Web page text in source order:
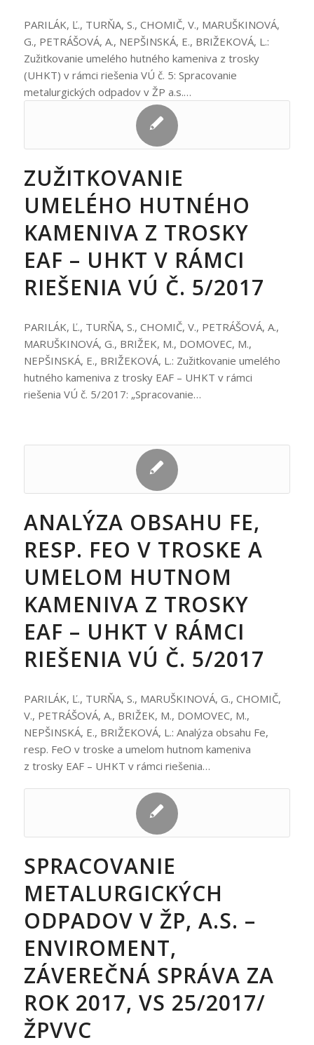
PARILÁK, Ľ., TURŇA, S., CHOMIČ, V., MARUŠKINOVÁ,
G., PETRÁŠOVÁ, A., NEPŠINSKÁ, E., BRIŽEKOVÁ, L.:
Zužitkovanie umelého hutného kameniva z trosky
(UHKT) v rámci riešenia VÚ č. 5: Spracovanie
metalurgických odpadov v ŽP a.s.…
ZUŽITKOVANIE
UMELÉHO HUTNÉHO
KAMENIVA Z TROSKY
EAF – UHKT V RÁMCI
RIEŠENIA VÚ Č. 5/2017
PARILÁK, Ľ., TURŇA, S., CHOMIČ, V., PETRÁŠOVÁ, A.,
MARUŠKINOVÁ, G., BRIŽEK, M., DOMOVEC, M.,
NEPŠINSKÁ, E., BRIŽEKOVÁ, L.: Zužitkovanie umelého
hutného kameniva z trosky EAF – UHKT v rámci
riešenia VÚ č. 5/2017: „Spracovanie…
ANALÝZA OBSAHU FE,
RESP. FEO V TROSKE A
UMELOM HUTNOM
KAMENIVA Z TROSKY
EAF – UHKT V RÁMCI
RIEŠENIA VÚ Č. 5/2017
PARILÁK, Ľ., TURŇA, S., MARUŠKINOVÁ, G., CHOMIČ,
V., PETRÁŠOVÁ, A., BRIŽEK, M., DOMOVEC, M.,
NEPŠINSKÁ, E., BRIŽEKOVÁ, L.: Analýza obsahu Fe,
resp. FeO v troske a umelom hutnom kameniva
z trosky EAF – UHKT v rámci riešenia…
SPRACOVANIE
METALURGICKÝCH
ODPADOV V ŽP, A.S. –
ENVIROMENT,
ZÁVEREČNÁ SPRÁVA ZA
ROK 2017, VS 25/2017/
ŽPVVC